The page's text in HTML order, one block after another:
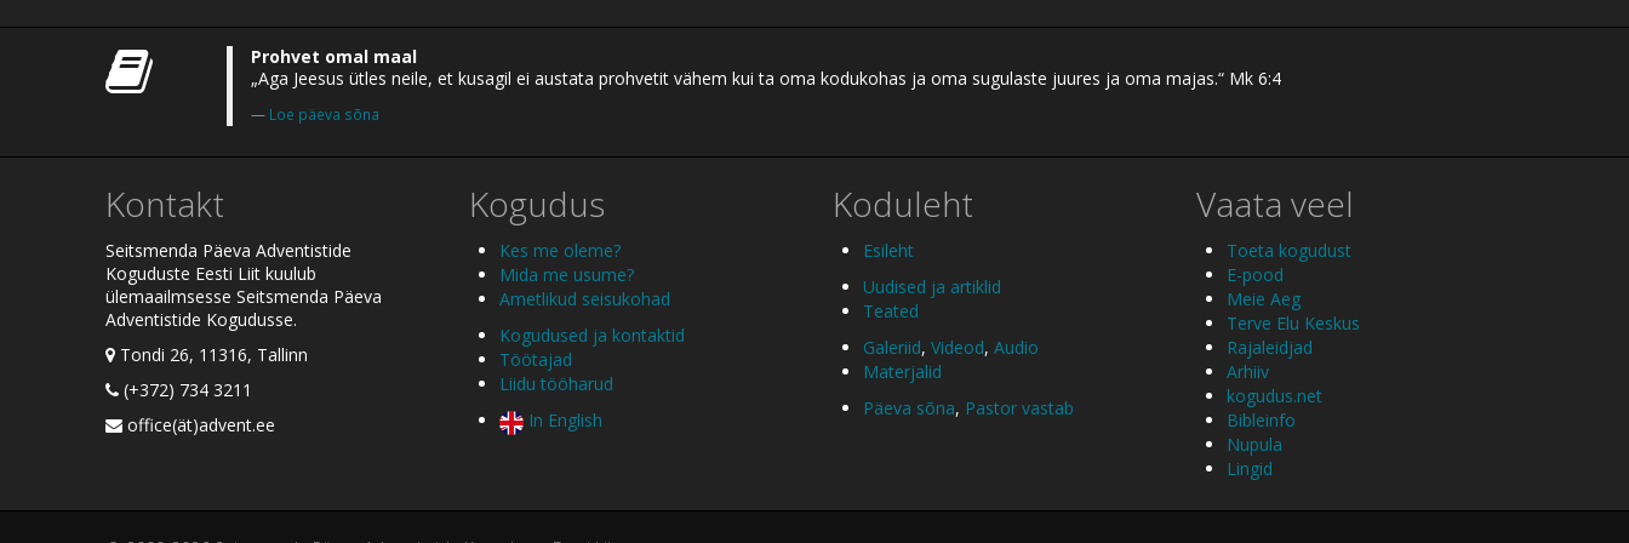
Prohvet omal maal
„Aga Jeesus ütles neile, et kusagil ei austata prohvetit vähem kui ta oma kodukohas ja oma sugulaste juures ja oma majas.“ Mk 6:4
Loe päeva sõna
Kontakt
Seitsmenda Päeva Adventistide
Koguduste Eesti Liit kuulub
ülemaailmsesse Seitsmenda Päeva
Adventistide Kogudusse.
Tondi 26, 11316, Tallinn
(+372) 734 3211
office(ät)advent.ee
Kogudus
Kes me oleme?
Mida me usume?
Ametlikud seisukohad
Kogudused ja kontaktid
Töötajad
Liidu tööharud
In English
Koduleht
Esileht
Uudised ja artiklid
Teated
Galeriid, Videod, Audio
Materjalid
Päeva sõna, Pastor vastab
Vaata veel
Toeta kogudust
E-pood
Meie Aeg
Terve Elu Keskus
Rajaleidjad
Arhiiv
kogudus.net
Bibleinfo
Nupula
Lingid